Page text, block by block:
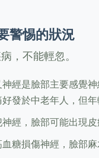
警惕的狀況
，不能輕忽。
神經是臉部主要感覺
發於中老年人，但年
經，臉部可能出現
糖損傷神經，臉部